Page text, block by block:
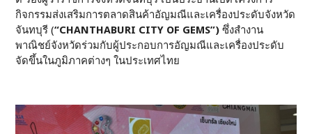
กิจกรรมส่งเสริมการตลาดสินค้าอัญมณีและเครื่องประดับจังหวัด
จันทบุรี (“CHANTHABURI CITY OF GEMS”)ซึ่งสำงาน
พาณิชย์จังหวัดร่วมกับผู้ประกอบการอัญมณีและเครื่องประดับ
จัดขึ้นในภูมิภาคต่างๆ ในประเทศไทย